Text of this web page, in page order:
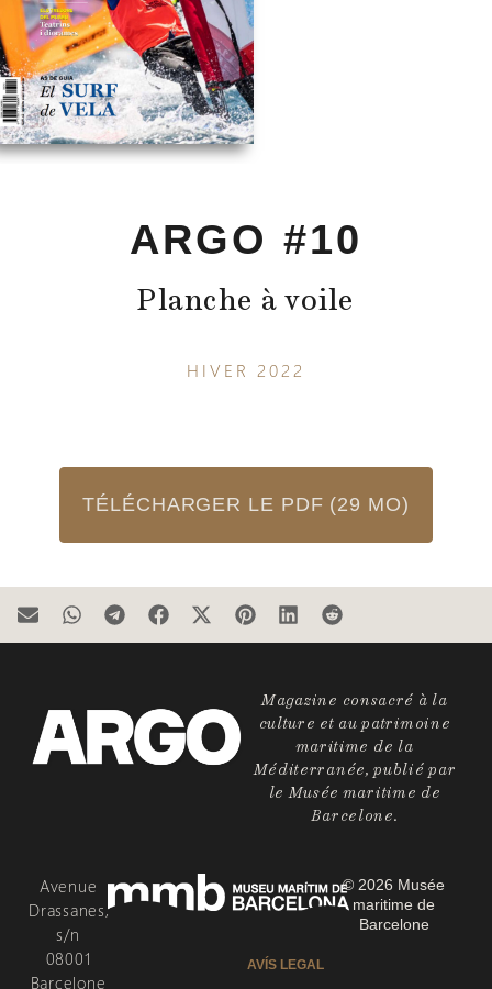
ARGO #10
Planche à voile
HIVER 2022
TÉLÉCHARGER LE PDF (29 MO)
Magazine consacré à la
culture et au patrimoine
maritime de la
Méditerranée, publié par
le Musée maritime de
Barcelone.
Avenue
Drassanes,
s/n
08001
Barcelone
AVÍS LEGAL
© 2026 Musée
maritime de
Barcelone